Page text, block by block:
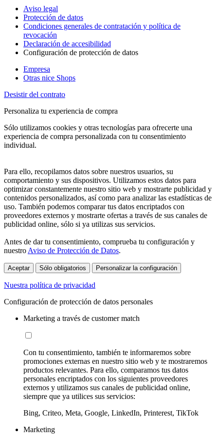
Aviso legal
Protección de datos
Condiciones generales de contratación y política de
revocación
Declaración de accesibilidad
Configuración de protección de datos
Empresa
Otras nice Shops
Desistir del contrato
Personaliza tu experiencia de compra
Sólo utilizamos cookies y otras tecnologías para ofrecerte una
experiencia de compra personalizada con tu consentimiento
individual.
Para ello, recopilamos datos sobre nuestros usuarios, su
comportamiento y sus dispositivos. Utilizamos estos datos para
optimizar constantemente nuestro sitio web y mostrarte publicidad y
contenidos personalizados, así como para analizar las estadísticas de
uso. También podemos comparar tus datos encriptados con
proveedores externos y mostrarte ofertas a través de sus canales de
publicidad online, sólo si ya utilizas sus servicios.
Antes de dar tu consentimiento, comprueba tu configuración y
nuestro Aviso de Protección de Datos.
Aceptar Sólo obligatorios Personalizar la configuración
Nuestra política de privacidad
Configuración de protección de datos personales
Marketing a través de customer match
Con tu consentimiento, también te informaremos sobre
promociones externas en nuestro sitio web y te mostraremos
productos relevantes. Para ello, comparamos tus datos
personales encriptados con los siguientes proveedores
externos y utilizamos sus canales de publicidad online,
siempre que ya utilices sus servicios:
Bing, Criteo, Meta, Google, LinkedIn, Printerest, TikTok
Marketing